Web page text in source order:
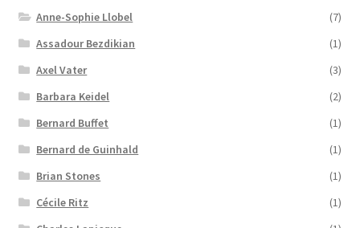
Anne-Sophie Llobel
(7)
Assadour Bezdikian
(1)
Axel Vater
(3)
Barbara Keidel
(2)
Bernard Buffet
(1)
Bernard de Guinhald
(1)
Brian Stones
(1)
Cécile Ritz
(1)